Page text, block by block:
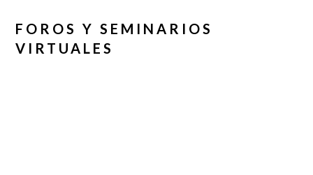
FOROS Y SEMINARIOS
VIRTUALES